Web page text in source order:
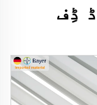
ڈِف